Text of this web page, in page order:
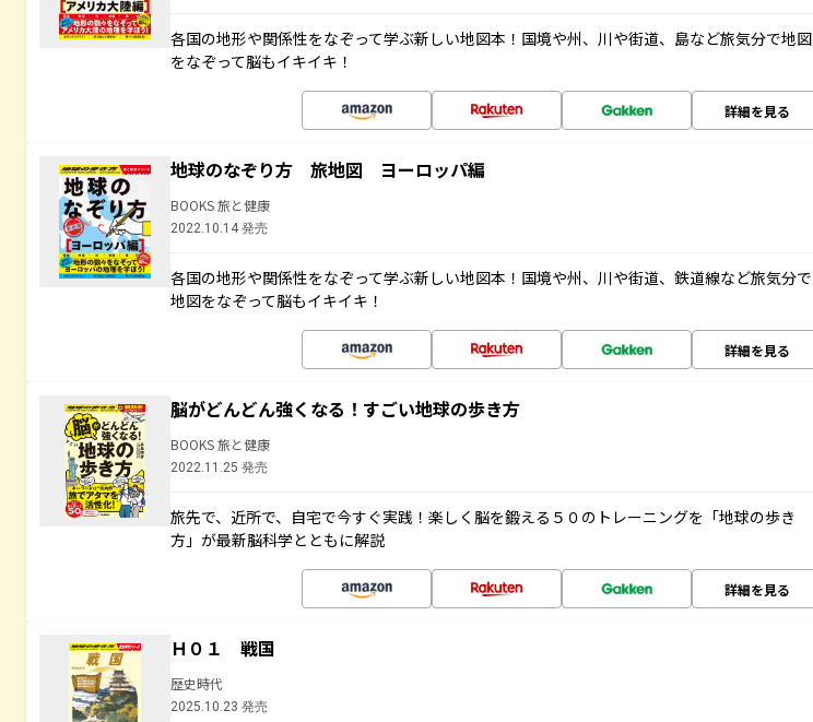
各国の地形や関係性をなぞって学ぶ新しい地図本！国境や州、川や街道、島など旅気分で地図
をなぞって脳もイキイキ！
詳細を見る
地球のなぞり方 旅地図 ヨーロッパ編
BOOKS 旅と健康
2022.10.14 発売
各国の地形や関係性をなぞって学ぶ新しい地図本！国境や州、川や街道、鉄道線など旅気分で
地図をなぞって脳もイキイキ！
詳細を見る
脳がどんどん強くなる！すごい地球の歩き方
BOOKS 旅と健康
2022.11.25 発売
旅先で、近所で、自宅で今すぐ実践！楽しく脳を鍛える５０のトレーニングを「地球の歩き
方」が最新脳科学とともに解説
詳細を見る
Ｈ０１ 戦国
歴史時代
2025.10.23 発売